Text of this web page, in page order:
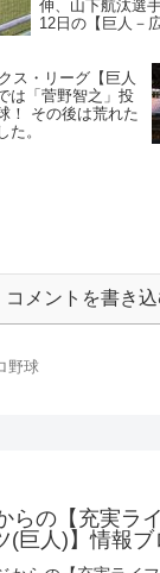
伸、山下航汰選
12日の【巨人－
ス・リーグ【巨人
は「菅野智之」投
！ その後は荒れた
た。
コメントを書き
野球
らの【充実ラ
(巨人)】情報ブ